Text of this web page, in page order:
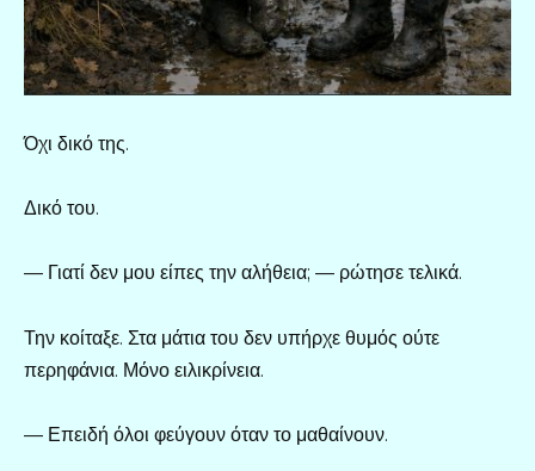
Όχι δικό της.
Δικό του.
— Γιατί δεν μου είπες την αλήθεια; — ρώτησε τελικά.
Την κοίταξε. Στα μάτια του δεν υπήρχε θυμός ούτε
περηφάνια. Μόνο ειλικρίνεια.
— Επειδή όλοι φεύγουν όταν το μαθαίνουν.